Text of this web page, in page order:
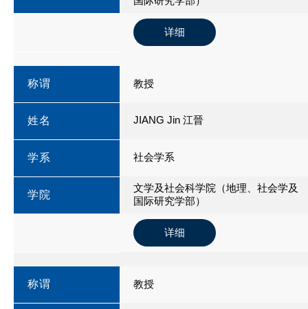
详细
称谓 教授
姓名 JIANG Jin 江晉
学系 社会学系
学院
文学及社会科学院（地理、社会学及
国际研究学部）
详细
称谓 教授